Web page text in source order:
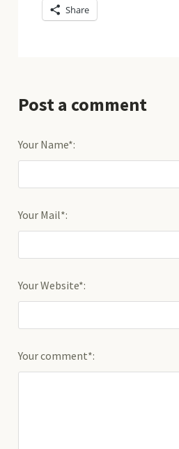
Share
Post a comment
Your Name*:
Your Mail*:
Your Website*:
Your comment*: